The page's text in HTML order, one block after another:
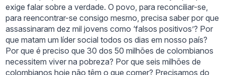
exige falar sobre a verdade. O povo, para reconciliar-se,
para reencontrar-se consigo mesmo, precisa saber por que
assassinaram dez mil jovens como ‘falsos positivos’? Por
que matam um líder social todos os dias em nosso país?
Por que é preciso que 30 dos 50 milhões de colombianos
necessitem viver na pobreza? Por que seis milhões de
colombianos hoje não têm o que comer? Precisamos do